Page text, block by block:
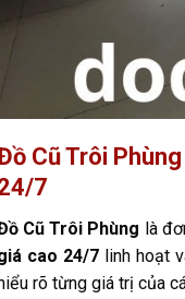
Cũ Trôi
7
Cũ Trôi Phùng là
cao 24/7linh hoạt
rõ từng giá trị của